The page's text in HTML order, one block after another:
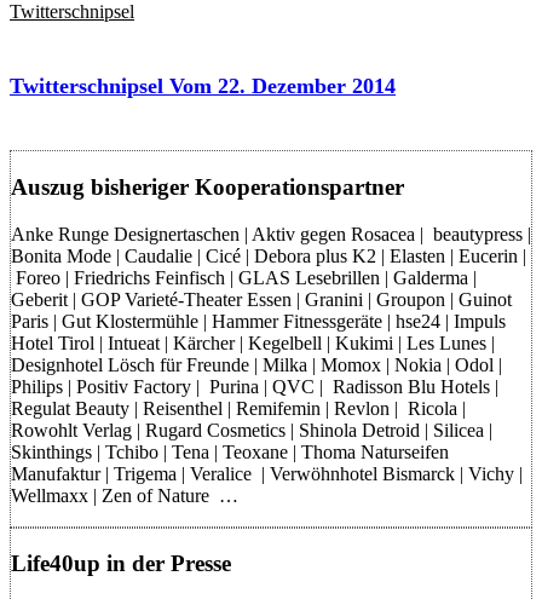
Twitterschnipsel
Twitterschnipsel Vom 22. Dezember 2014
Auszug bisheriger Kooperationspartner
Anke Runge Designertaschen | Aktiv gegen Rosacea | beautypress |
Bonita Mode | Caudalie | Cicé | Debora plus K2 | Elasten | Eucerin |
Foreo | Friedrichs Feinfisch | GLAS Lesebrillen | Galderma |
Geberit | GOP Varieté-Theater Essen | Granini | Groupon | Guinot
Paris | Gut Klostermühle | Hammer Fitnessgeräte | hse24 | Impuls
Hotel Tirol | Intueat | Kärcher | Kegelbell | Kukimi | Les Lunes |
Designhotel Lösch für Freunde | Milka | Momox | Nokia | Odol |
Philips | Positiv Factory | Purina | QVC | Radisson Blu Hotels |
Regulat Beauty | Reisenthel | Remifemin | Revlon | Ricola |
Rowohlt Verlag | Rugard Cosmetics | Shinola Detroid | Silicea |
Skinthings | Tchibo | Tena | Teoxane | Thoma Naturseifen
Manufaktur | Trigema | Veralice | Verwöhnhotel Bismarck | Vichy |
Wellmaxx | Zen of Nature …
Life40up in der Presse